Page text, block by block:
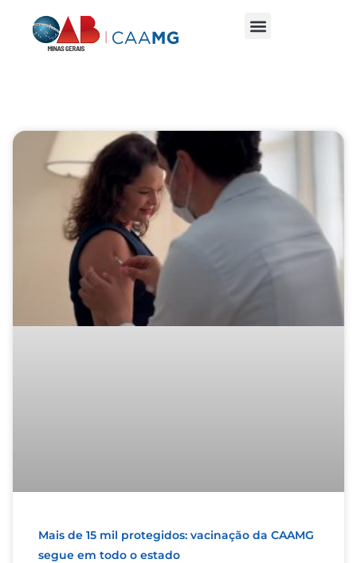
Mais de 15 mil protegidos: vacinação da CAAMG
segue em todo o estado